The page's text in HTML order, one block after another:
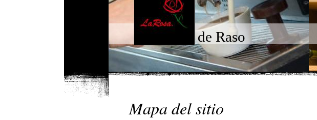
de Raso
Mapa del sitio